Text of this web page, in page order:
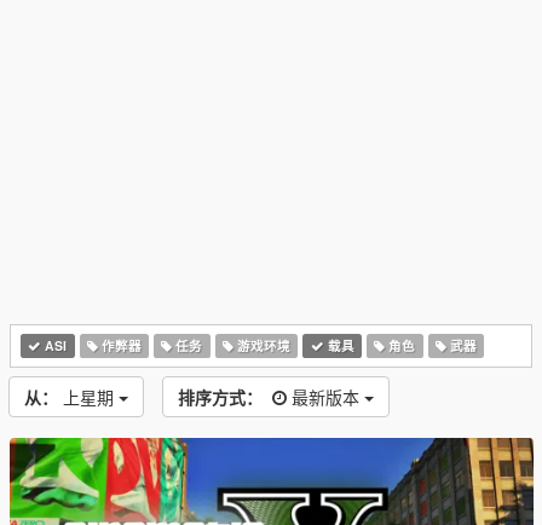
ASI 作弊器 任务 游戏环境 载具 角色 武器
从： 上星期 排序方式： 最新版本